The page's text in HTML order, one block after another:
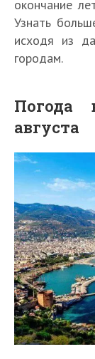
окончание
Узнать
исходя из
городам.
Погода
августа